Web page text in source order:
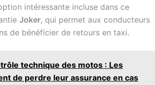
intéressante incluse dans ce
Joker, qui permet aux conducteurs
de bénéficier de retours en taxi.
technique des motos : Les
de perdre leur assurance en cas